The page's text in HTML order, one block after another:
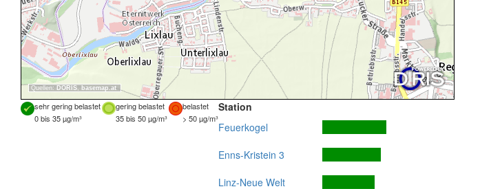
Quellen: DORIS, basemap.at
sehr gering belastet gering belastet
belastet
0 bis 35 µg/m³
35 bis 50 µg/m³ > 50 µg/m³
Station
Feuerkogel
Enns-Kristein 3
Linz-Neue Welt